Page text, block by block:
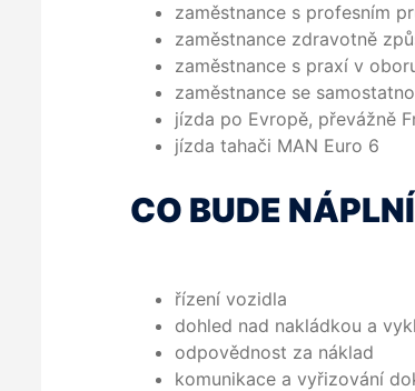
zaměstnance s profesním
zaměstnance zdravotně
zaměstnance s praxí v
zaměstnance se
jízda po Evropě, převážně
jízda tahači MAN Euro 6
CO BUDE
řízení vozidla
dohled nad nakládkou a
odpovědnost za náklad
komunikace a vyřizování